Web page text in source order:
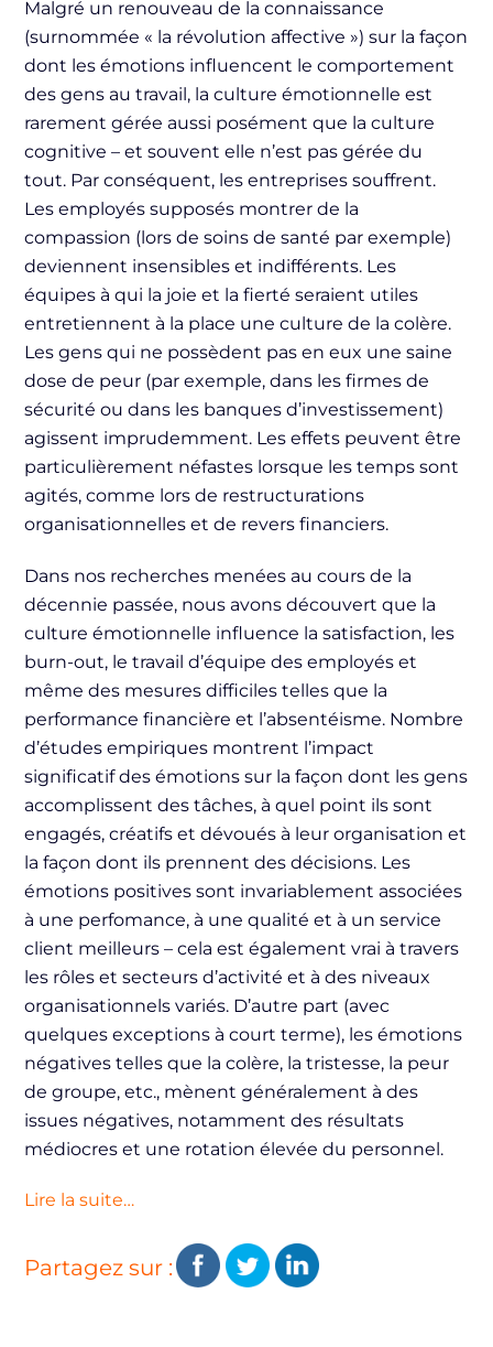
Malgré un renouveau de la connaissance
(surnommée « la révolution affective ») sur la façon
dont les émotions influencent le comportement
des gens au travail, la culture émotionnelle est
rarement gérée aussi posément que la culture
cognitive – et souvent elle n’est pas gérée du
tout. Par conséquent, les entreprises souffrent.
Les employés supposés montrer de la
compassion (lors de soins de santé par exemple)
deviennent insensibles et indifférents. Les
équipes à qui la joie et la fierté seraient utiles
entretiennent à la place une culture de la colère.
Les gens qui ne possèdent pas en eux une saine
dose de peur (par exemple, dans les firmes de
sécurité ou dans les banques d’investissement)
agissent imprudemment. Les effets peuvent être
particulièrement néfastes lorsque les temps sont
agités, comme lors de restructurations
organisationnelles et de revers financiers.
Dans nos recherches menées au cours de la
décennie passée, nous avons découvert que la
culture émotionnelle influence la satisfaction, les
burn-out, le travail d’équipe des employés et
même des mesures difficiles telles que la
performance financière et l’absentéisme. Nombre
d’études empiriques montrent l’impact
significatif des émotions sur la façon dont les gens
accomplissent des tâches, à quel point ils sont
engagés, créatifs et dévoués à leur organisation et
la façon dont ils prennent des décisions. Les
émotions positives sont invariablement associées
à une perfomance, à une qualité et à un service
client meilleurs – cela est également vrai à travers
les rôles et secteurs d’activité et à des niveaux
organisationnels variés. D’autre part (avec
quelques exceptions à court terme), les émotions
négatives telles que la colère, la tristesse, la peur
de groupe, etc., mènent généralement à des
issues négatives, notamment des résultats
médiocres et une rotation élevée du personnel.
Lire la suite…
Partagez sur :